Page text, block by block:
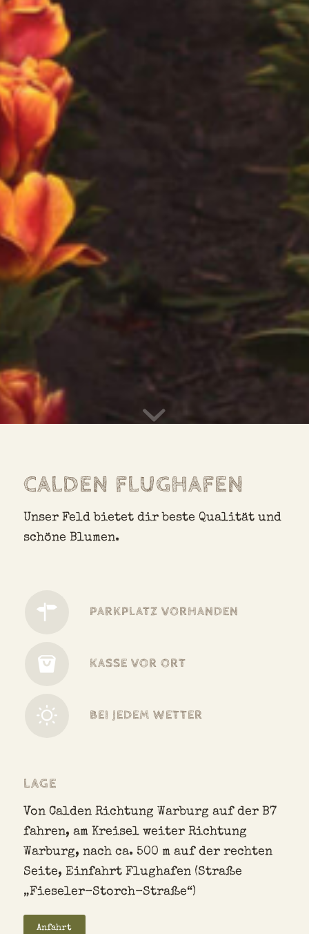
CALDEN FLUGHAFEN
Unser Feld bietet dir beste Qualität und
schöne Blumen.
PARKPLATZ VORHANDEN
KASSE VOR ORT
BEI JEDEM WETTER
LAGE
Von Calden Richtung Warburg auf der B7
fahren, am Kreisel weiter Richtung
Warburg, nach ca. 500 m auf der rechten
Seite, Einfahrt Flughafen (Straße
„Fieseler-Storch-Straße“)
Anfahrt